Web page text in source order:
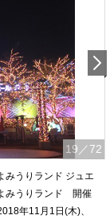
19 ／72
みうりランド ジュエ
みうりランド 開催
年11月1日(木)、